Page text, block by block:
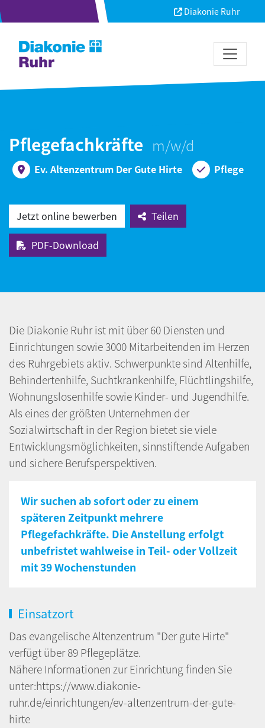
Diakonie Ruhr
Pflegefachkräfte
Ev. Altenzentrum Der Gute Hirte Pflege
Jetzt online bewerben Teilen
PDF-Download
Die Diakonie Ruhr ist mit über 60 Diensten und
Einrichtungen sowie 3000 Mitarbeitenden im Herzen
des Ruhrgebiets aktiv. Schwerpunkte sind Altenhilfe,
Behindertenhilfe, Suchtkrankenhilfe, Flüchtlingshilfe,
Wohnungslosenhilfe sowie Kinder- und Jugendhilfe.
Als eines der größten Unternehmen der
Sozialwirtschaft in der Region bietet sie viele
Entwicklungsmöglichkeiten, sinnstiftende Aufgaben
und sichere Berufsperspektiven.
Wir suchen ab sofort oder zu einem
späteren Zeitpunkt mehrere
Pflegefachkräfte. Die Anstellung erfolgt
unbefristet wahlweise in Teil- oder Vollzeit
mit 39 Wochenstunden
Einsatzort
Das evangelische Altenzentrum "Der gute Hirte"
verfügt über 89 Pflegeplätze.
Nähere Informationen zur Einrichtung finden Sie
unter:https://www.diakonie-
ruhr.de/einrichtungen/ev-altenzentrum-der-gute-
hirte